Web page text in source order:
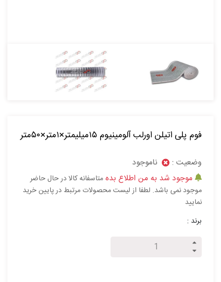
فوم پلی اتیلن اورلب آلومینیوم ۱۵میلیمتر×۱متر×۵۰متر
وضعیت :
ناموجود
موجود شد به من اطلاع بده متاسفانه کالا در حال حاضر
موجود نمی باشد. لطفا از لیست محصولات مرتبط در پایین خرید
نمایید
برند :